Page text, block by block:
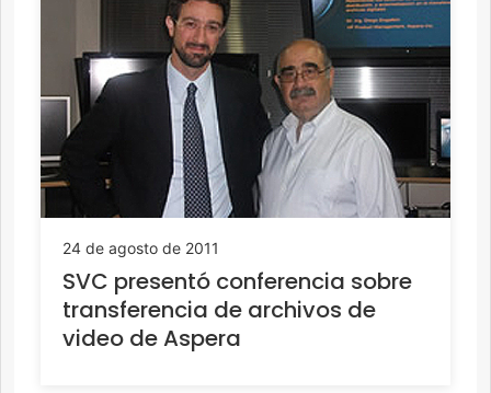
24 de agosto de 2011
SVC presentó conferencia sobre
transferencia de archivos de
video de Aspera